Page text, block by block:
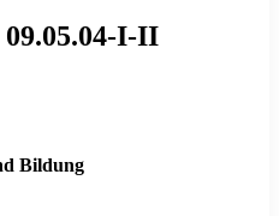
I-II
Bildung